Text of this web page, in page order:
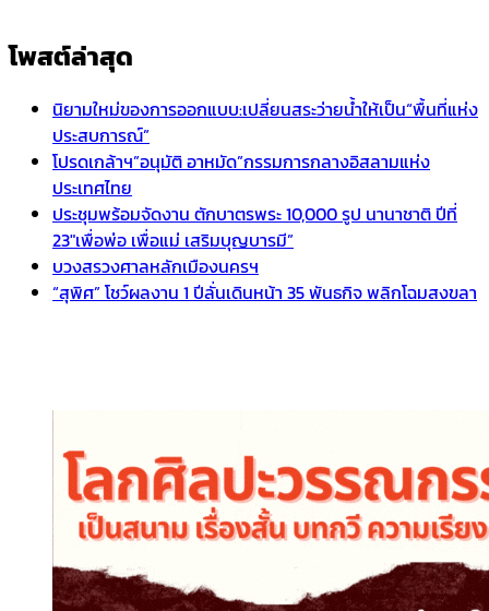
โพสต์ล่าสุด
นิยามใหม่ของการออกแบบ:เปลี่ยนสระว่ายน้ำให้เป็น“พื้นที่แห่ง
ประสบการณ์”
โปรดเกล้าฯ”อนุมัติ อาหมัด”กรรมการกลางอิสลามแห่ง
ประเทศไทย
ประชุมพร้อมจัดงาน ตักบาตรพระ 10,000 รูป นานาชาติ ปีที่
23″เพื่อพ่อ เพื่อแม่ เสริมบุญบารมี”
บวงสรวงศาลหลักเมืองนครฯ
“สุพิศ” โชว์ผลงาน 1 ปีลั่นเดินหน้า 35 พันธกิจ พลิกโฉมสงขลา